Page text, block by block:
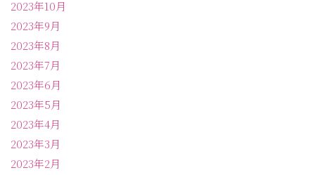
2023年10月
2023年9月
2023年8月
2023年7月
2023年6月
2023年5月
2023年4月
2023年3月
2023年2月